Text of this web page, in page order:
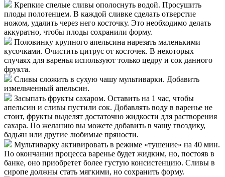
Крепкие спелые сливы ополоснуть водой. Просушить
плоды полотенцем. В каждой сливке сделать отверстие
ножом, удалить через него косточку. Это необходимо делать
аккуратно, чтобы плоды сохранили форму.
Половинку крупного апельсина нарезать маленькими
кусочками. Очистить цитрус от косточек. В некоторых
случаях для варенья используют только цедру и сок данного
фрукта.
Сливы сложить в сухую чашу мультиварки. Добавить
измельченный апельсин.
Засыпать фрукты сахаром. Оставить на 1 час, чтобы
апельсин и сливы пустили сок. Добавлять воду в варенье не
стоит, фрукты выделят достаточно жидкости для растворения
сахара. По желанию вы можете добавить в чашу гвоздику,
бадьян или другие любимые пряности.
Мультиварку активировать в режиме «тушение» на 40 мин.
По окончании процесса варенье будет жидким, но, постояв в
банке, оно приобретет более густую консистенцию. Сливы в
сиропе должны стать мягкими, но сохранить форму.